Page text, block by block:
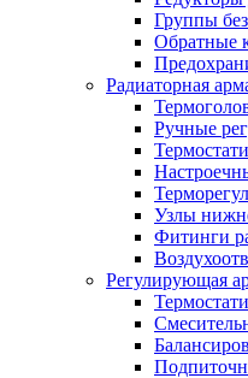
Группы
Обратные
Радиаторная
Ручные
Узлы
Фитинги
Регулирующая